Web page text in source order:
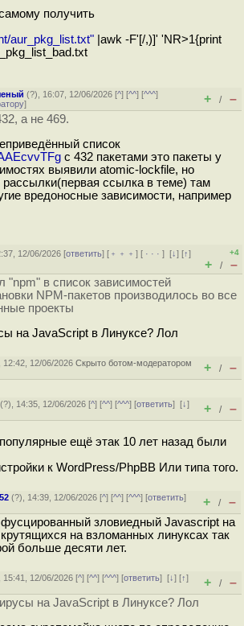
получить
aur_pkg_list.txt" |awk -F'[/,)]' 'NR>1{print
(?), 16:07, 12/06/2026 [^] [^^] [^^^]
] + / –
а не 469.
список
с 432 пакетами это пакеты у
выявили atomic-lockfile, но
рассылки(первая ссылка в теме) там
вредоносные зависимости, например
12/06/2026 [ответить] [ ﹢﹢﹢] [ · · ·][↓] [↑]
+4
+ / –
"npm" в список зависимостей
NPM-пакетов производилось во все
проекты
на JavaScript в Линуксе? Лол
12:42, 12/06/2026Скрыто ботом-модератором
+ / –
(?), 14:35, 12/06/2026 [^] [^^] [^^^] [ответить][↓]
+ / –
ещё этак 10 лет назад были
к WordPress/PhpBB Или типа того.
(?), 14:39, 12/06/2026 [^] [^^] [^^^] [ответить]
+ / –
зловиедный Javascript на
на взломанных линуксах так
больше десяти лет.
15:41, 12/06/2026 [^] [^^] [^^^] [ответить][↓] [↑]
+ / –
на JavaScript в Линуксе? Лол